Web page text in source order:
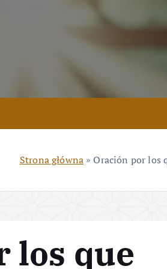
Strona główna » Oración por los
los que